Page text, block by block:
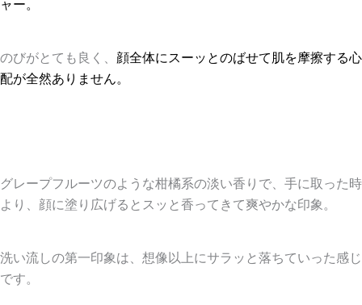
ャー。
のびがとても良く、 顔全体にスーッとのばせて肌を摩擦する心
配が全然ありません。
グレープフルーツのような柑橘系の淡い香り で、手に取った時
より、顔に塗り広げるとスッと香ってきて爽やかな印象。
洗い流しの第一印象は、 想像以上にサラッと落ちていった感じ
です。